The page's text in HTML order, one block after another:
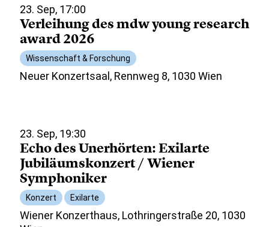
23. Sep, 17:00
Verleihung des mdw young research
award 2026
Wissenschaft & Forschung
Neuer Konzertsaal, Rennweg 8, 1030 Wien
23. Sep, 19:30
Echo des Unerhörten: Exilarte
Jubiläumskonzert / Wiener
Symphoniker
Konzert Exilarte
Wiener Konzerthaus, Lothringerstraße 20, 1030